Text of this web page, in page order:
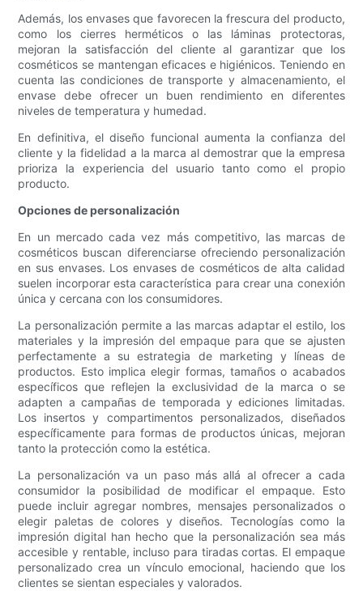
Además, los envases que favorecen la frescura del producto,
como los cierres herméticos o las láminas protectoras,
mejoran la satisfacción del cliente al garantizar que los
cosméticos se mantengan eficaces e higiénicos. Teniendo en
cuenta las condiciones de transporte y almacenamiento, el
envase debe ofrecer un buen rendimiento en diferentes
niveles de temperatura y humedad.
En definitiva, el diseño funcional aumenta la confianza del
cliente y la fidelidad a la marca al demostrar que la empresa
prioriza la experiencia del usuario tanto como el propio
producto.
Opciones de personalización
En un mercado cada vez más competitivo, las marcas de
cosméticos buscan diferenciarse ofreciendo personalización
en sus envases. Los envases de cosméticos de alta calidad
suelen incorporar esta característica para crear una conexión
única y cercana con los consumidores.
La personalización permite a las marcas adaptar el estilo, los
materiales y la impresión del empaque para que se ajusten
perfectamente a su estrategia de marketing y líneas de
productos. Esto implica elegir formas, tamaños o acabados
específicos que reflejen la exclusividad de la marca o se
adapten a campañas de temporada y ediciones limitadas.
Los insertos y compartimentos personalizados, diseñados
específicamente para formas de productos únicas, mejoran
tanto la protección como la estética.
La personalización va un paso más allá al ofrecer a cada
consumidor la posibilidad de modificar el empaque. Esto
puede incluir agregar nombres, mensajes personalizados o
elegir paletas de colores y diseños. Tecnologías como la
impresión digital han hecho que la personalización sea más
accesible y rentable, incluso para tiradas cortas. El empaque
personalizado crea un vínculo emocional, haciendo que los
clientes se sientan especiales y valorados.